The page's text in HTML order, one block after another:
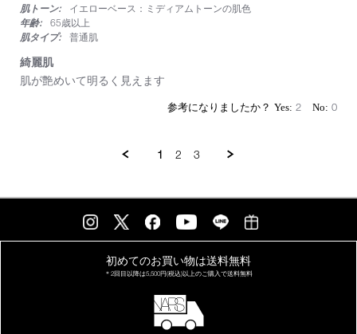
ュ
ー
rating
肌トーン:
イエローベース：ミディアムトーンの肌色
年齢:
65歳以上
肌タイプ:
普通肌
綺麗肌
Review
review
肌が艶めいて明るく見えます
2 0
1 2 3
初めてのお買い物は送料無料
＊2回目以降は5,500円(税込)以上の ご購入で送料無料